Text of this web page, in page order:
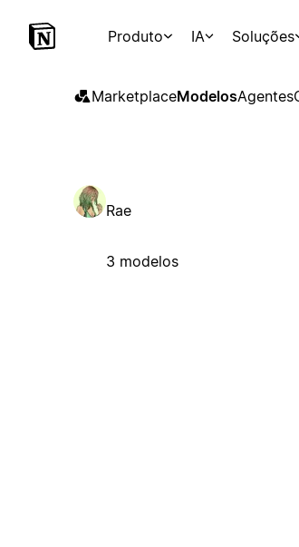
Produto IA Soluções
MarketplaceModelosAgentes
Rae
3 modelos